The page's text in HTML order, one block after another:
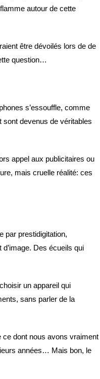
autour de cette
être dévoilés lors de de
question…
s’essouffle, comme
sont devenus de véritables
appel aux publicitaires ou
mais cruelle réalité: ces
par prestidigitation,
d’image. Des écueils qui
un appareil qui
sans parler de la
ce dont nous avons vraiment
années… Mais bon, le